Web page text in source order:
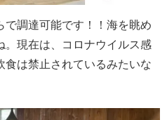
で調達可能です！！海を眺め
。現在は、コロナウイルス感
は禁止されているみたいな